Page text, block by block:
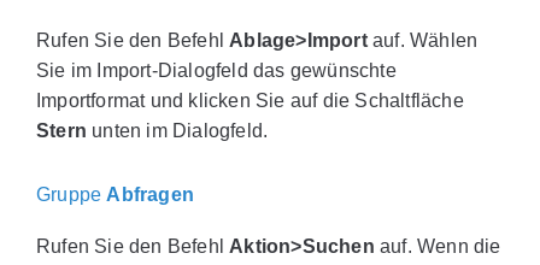
Rufen Sie den Befehl Ablage>Importauf. Wählen
Sie im Import-Dialogfeld das gewünschte
Importformat und klicken Sie auf die Schaltfläche
Stern unten im Dialogfeld.
Gruppe Abfragen
Rufen Sie den Befehl Aktion>Suchen auf. Wenn die